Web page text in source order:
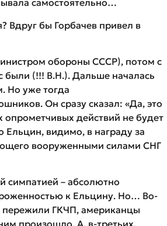
самостоятельно…
Вдруг бы Горбачев привел в
обороны СССР), потом с
были (!!! В.Н.). Дальше началась
Но уже тогда
Он сразу сказал: «Да, это
действий не будет
Ельцин, видимо, в награду за
вооруженными силами СНГ
симпатией – абсолютно
к Ельцину. Но… Во-
пережили ГКЧП, американцы